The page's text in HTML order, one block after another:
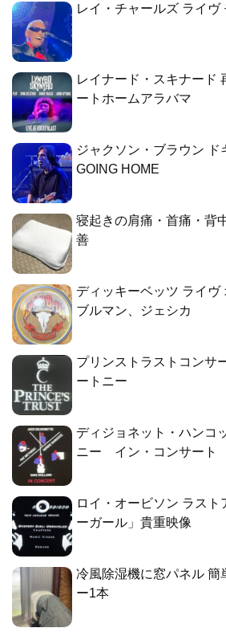
レイ・チャールズ ライヴ
レイナード・スキナード
ートホームアラバマ
ジャクソン・ブラウン ド
GOING HOME
寝起きの肩痛・首痛・背
善
ディッキーベッツ ライヴ
ブルマン、ジェシカ
プリンストラストコンサ
ートニー
ディジョネット・ハンコ
ニー イン・コンサート
ロイ・オービソン ラスト
ーガール」貴重映像
冷風除湿機に窓パネル 簡
ー1本